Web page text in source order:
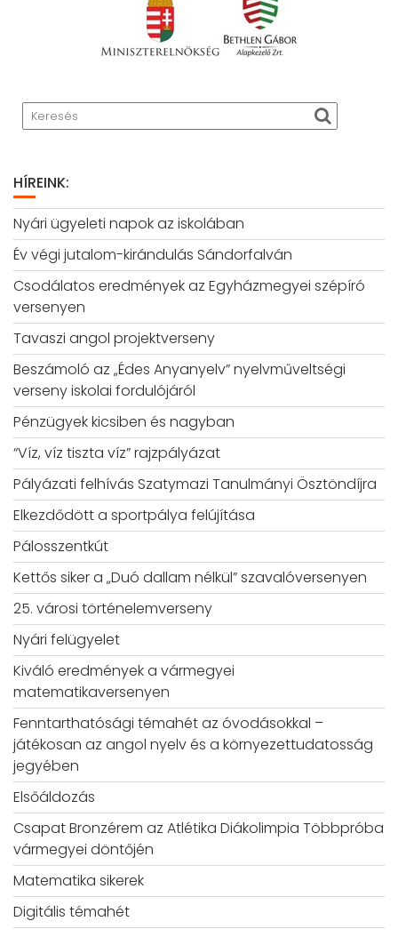
HÍREINK:
Nyári ügyeleti napok az iskolában
Év végi jutalom-kirándulás Sándorfalván
Csodálatos eredmények az Egyházmegyei szépíró
versenyen
Tavaszi angol projektverseny
Beszámoló az „Édes Anyanyelv” nyelvműveltségi
verseny iskolai fordulójáról
Pénzügyek kicsiben és nagyban
“Víz, víz tiszta víz” rajzpályázat
Pályázati felhívás Szatymazi Tanulmányi Ösztöndíjra
Elkezdődött a sportpálya felújítása
Pálosszentkút
Kettős siker a „Duó dallam nélkül” szavalóversenyen
25. városi történelemverseny
Nyári felügyelet
Kiváló eredmények a vármegyei
matematikaversenyen
Fenntarthatósági témahét az óvodásokkal –
játékosan az angol nyelv és a környezettudatosság
jegyében
Elsőáldozás
Csapat Bronzérem az Atlétika Diákolimpia Többpróba
vármegyei döntőjén
Matematika sikerek
Digitális témahét